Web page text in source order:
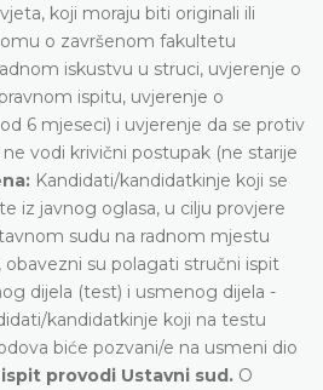
koji moraju biti originali ili
o završenom fakultetu
iskustvu u struci, uvjerenje o
ispitu, uvjerenje o
6 mjeseci) i uvjerenje da se protiv
vodi krivični postupak (ne starije
Kandidati/kandidatkinje koji se
iz javnog oglasa, u cilju provjere
sudu na radnom mjestu
su polagati stručni ispit
dijela (test) i usmenog dijela -
kandidatkinje koji na testu
biće pozvani/e na usmeni dio
provodi Ustavni sud. O